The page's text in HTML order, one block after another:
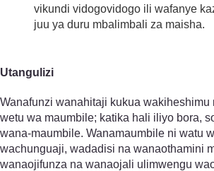
vikundi vidogovidogo ili wafanye
juu ya duru mbalimbali za maisha.
Utangulizi
Wanafunzi wanahitaji kukua
wetu wa maumbile; katika hali iliyo bora,
wana-maumbile. Wanamaumbile ni watu
wachunguaji, wadadisi na wanaothamini
wanaojifunza na wanaojali ulimwengu